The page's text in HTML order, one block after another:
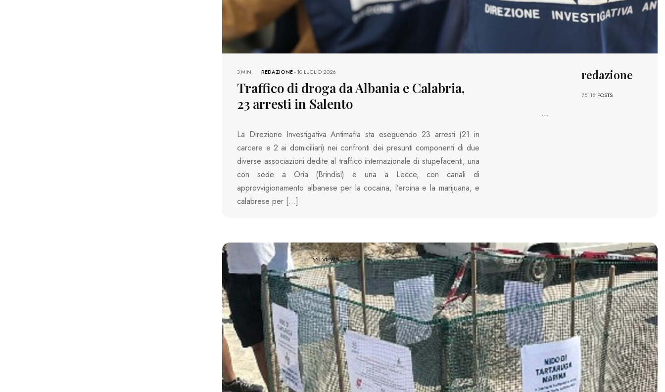
REDAZIONE-10 LUGLIO 2026
3 MIN
Traffico di droga da Albania e Calabria,
23 arresti in Salento
La Direzione Investigativa Antimafia sta eseguendo 23 arresti (21 in
carcere e 2 ai domiciliari) nei confronti dei presunti componenti di due
diverse associazioni dedite al traffico internazionale di stupefacenti, una
con sede a Oria (Brindisi) e una a Lecce, con canali di
approvvigionamento albanese per la cocaina, l’eroina e la marijuana, e
calabrese per […]
redazione
75118 POSTS
...
551 VIEWS